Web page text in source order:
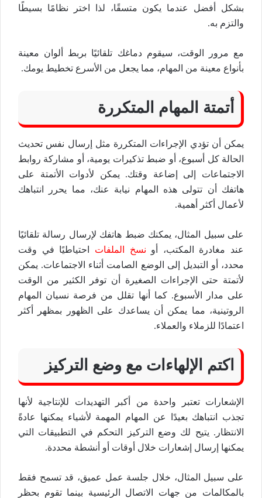
بشكل أفضل عندما يكون متسقًا، لذا اختر نظامًا بسيطًا
والتزم به.
مع مرور الوقت، سيقوم دماغك تلقائيًا بربط ألوان معينة
بأنواع معينة من المهام، مما يجعل من الأسرع تخطيط يومك.
أتمتة المهام المتكررة
يمكن أن تؤدي الإجراءات المتكررة مثل إرسال نفس تحديث
الحالة كل أسبوع، أو ضبط تذكيرات يومية، أو مشاركة روابط
الاجتماعات إلى إضاعة وقتك. يمكن لأدوات الأتمتة على
هاتفك أن تتولى هذه المهام نيابة عنك، مما يحرر انتباهك
لأعمال أكثر أهمية.
على سبيل المثال، يمكنك ضبط هاتفك لإرسال رسالة تلقائيًا
عند مغادرة المكتب، أو نسخ الملفات احتياطيًا في وقت
محدد، أو التبديل إلى الوضع الصامت أثناء الاجتماعات. يمكن
لأتمتة حتى الإجراءات الصغيرة أن توفر الكثير من الوقت
على مدار الأسبوع. كما أنها تقلل من فرصة نسيان المهام
الروتينية، مما يمكن أن يساعدك على الظهور بمظهر أكثر
اعتمادًا للزملاء والعملاء.
اكتم الإلهاءات مع وضع التركيز
الإشعارات تعتبر واحدة من أكبر التهديدات للإنتاجية لأنها
تجذب انتباهك بعيدًا عن المهام المهمة لأشياء يمكنها عادةً
الانتظار. يتيح لك وضع التركيز التحكم في التطبيقات التي
يمكنها إرسال إشعارات خلال أوقات أو أنشطة محددة.
على سبيل المثال، خلال جلسة عمل عميق، قد تسمح فقط
بالمكالمات من جهات الاتصال الرئيسية بينما تقوم بحظر